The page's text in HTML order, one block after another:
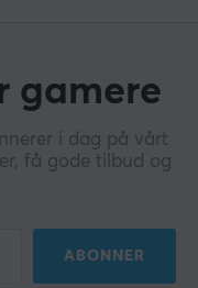
gamere
i dag på vårt
få gode tilbud og
ABONNER